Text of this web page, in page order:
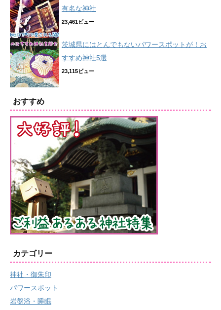
有名な神社
23,461ビュー
茨城県にはとんでもないパワースポットが！お
すすめ神社5選
23,115ビュー
おすすめ
カテゴリー
神社・御朱印
パワースポット
岩盤浴・睡眠